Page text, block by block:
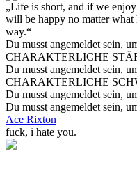
„Life is short, and if we
will be happy no matter what
way.“
Du musst angemeldet sein,
CHARAKTERLICHE
Du musst angemeldet sein,
CHARAKTERLICHE
Du musst angemeldet sein,
Du musst angemeldet sein,
Ace Rixton
fuck, i hate you.